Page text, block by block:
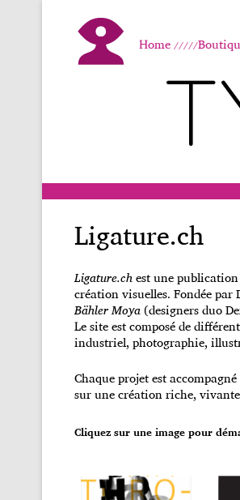
Home
Ligature.ch
Ligature.chest une
création visuelles. Fondée
Bähler Moya (designers duo
Le site est composé de
industriel, photographie,
Chaque projet est
sur une création riche,
Cliquez sur une image pour